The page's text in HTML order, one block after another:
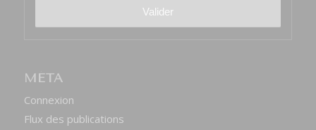
MÉTA
Connexion
Flux des publications